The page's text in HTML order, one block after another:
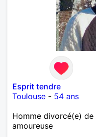
Esprit tendre
Toulouse - 54 ans
Homme divorcé(e)
amoureuse